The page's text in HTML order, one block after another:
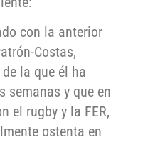
con la anterior
Costas,
la que él ha
semanas y que en
el rugby y la FER,
ostenta en